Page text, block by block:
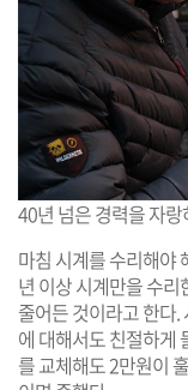
40년 넘은 경력을 자
마침 시계를 수리해야
년 이상 시계만을 수
줄어든 것이라고 한다
에 대해서도 친절하게
를 교체해도 2만원이